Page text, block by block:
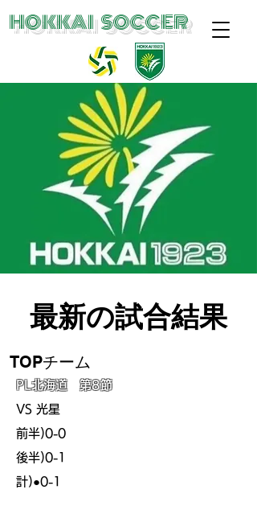
​HOKKAI SOCCER
最新の試合結果
​TOPチーム
​PL北海道 第8節
VS 光星
前半)0-0
後半)0-1
計)●0-1